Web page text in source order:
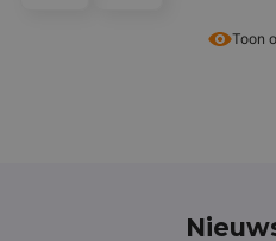
Toon